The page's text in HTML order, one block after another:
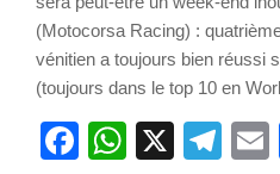
(Motocorsa Racing) :
vénitien a toujours bien réussi
(toujours dans le top 10 en
Facebook
X